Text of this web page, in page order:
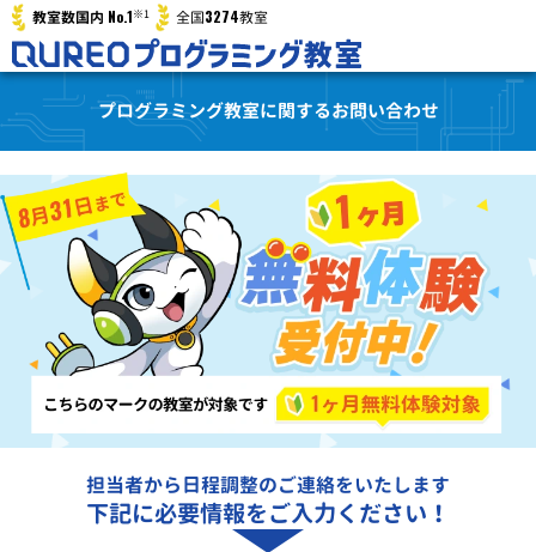
教室数国内 No.1※1 全国3274教室
プログラミング教室に関するお問い合わせ
担当者から日程調整のご連絡をいたします
下記に必要情報をご入力ください！